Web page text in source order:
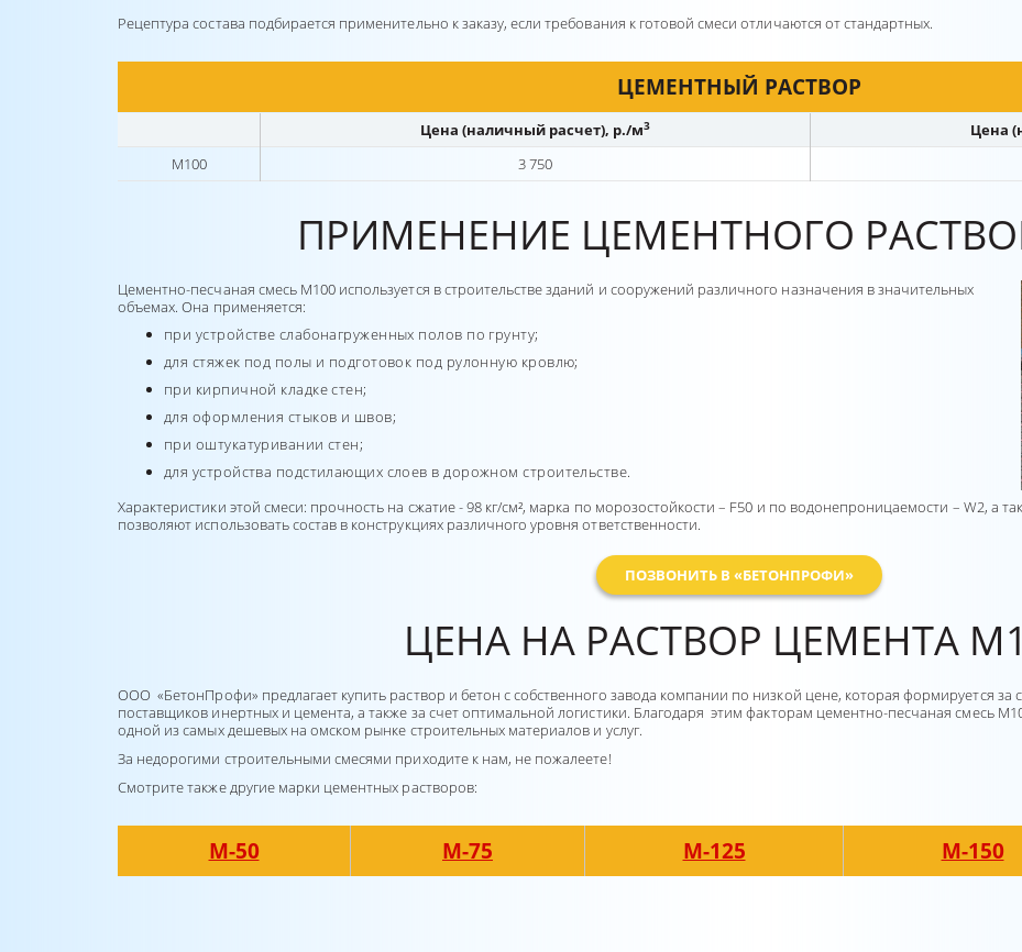
Рецептура состава подбирается применительно к заказу, если требования к готовой смеси отличаются от стандартных.
ЦЕМЕНТНЫЙ РАСТВОР
Цена (наличный расчет), р./м3 Цена
М100 3 750
ПРИМЕНЕНИЕ ЦЕМЕНТНОГО
Цементно-песчаная смесь М100 используется в строительстве зданий и сооружений различного назначения в значительных
объемах. Она применяется:
при устройстве слабонагруженных полов по грунту;
для стяжек под полы и подготовок под рулонную кровлю;
при кирпичной кладке стен;
для оформления стыков и швов;
при оштукатуривании стен;
для устройства подстилающих слоев в дорожном строительстве.
Характеристики этой смеси: прочность на сжатие - 98 кг/см², марка по морозостойкости – F50 и по водонепроницаемости – W2, а
позволяют использовать состав в конструкциях различного уровня ответственности.
ПОЗВОНИТЬ В «БЕТОНПРОФИ»
ЦЕНА НА РАСТВОР ЦЕМЕНТА
ООО «БетонПрофи» предлагает купить раствор и бетон с собственного завода компании по низкой цене, которая формируется за
поставщиков инертных и цемента, а также за счет оптимальной логистики. Благодаря этим факторам цементно-песчаная смесь
одной из самых дешевых на омском рынке строительных материалов и услуг.
За недорогими строительными смесями приходите к нам, не пожалеете!
Смотрите также другие марки цементных растворов:
М-50 М-75 М-125 М-150